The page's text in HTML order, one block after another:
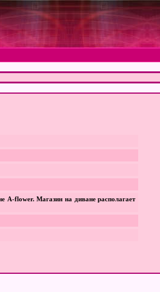
А-flower. Магазин на диване располагает